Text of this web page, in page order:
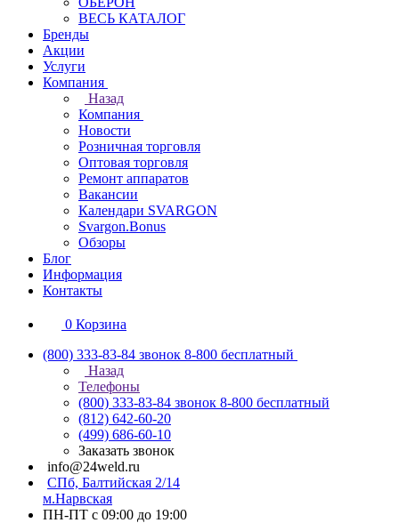
ВЕСЬ КАТАЛОГ
Бренды
Акции
Услуги
Компания
Назад
Компания
Новости
Розничная торговля
Оптовая торговля
Ремонт аппаратов
Вакансии
Календари SVARGON
Svargon.Bonus
Обзоры
Блог
Информация
Контакты
0 Корзина
(800) 333-83-84 звонок 8-800 бесплатный
Назад
Телефоны
(800) 333-83-84 звонок 8-800 бесплатный
(812) 642-60-20
(499) 686-60-10
Заказать звонок
info@24weld.ru
СПб, Балтийская 2/14
м.Нарвская
ПН-ПТ с 09:00 до 19:00